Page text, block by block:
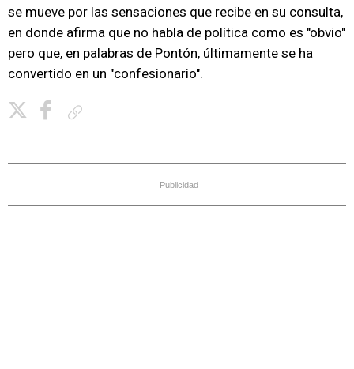
se mueve por las sensaciones que recibe en su consulta,
en donde afirma que no habla de política como es "obvio"
pero que, en palabras de Pontón, últimamente se ha
convertido en un "confesionario".
Publicidad